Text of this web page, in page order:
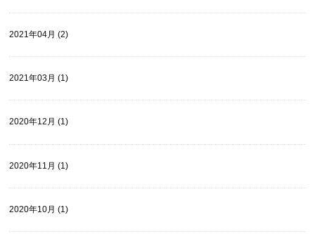
2021年04月 (2)
2021年03月 (1)
2020年12月 (1)
2020年11月 (1)
2020年10月 (1)